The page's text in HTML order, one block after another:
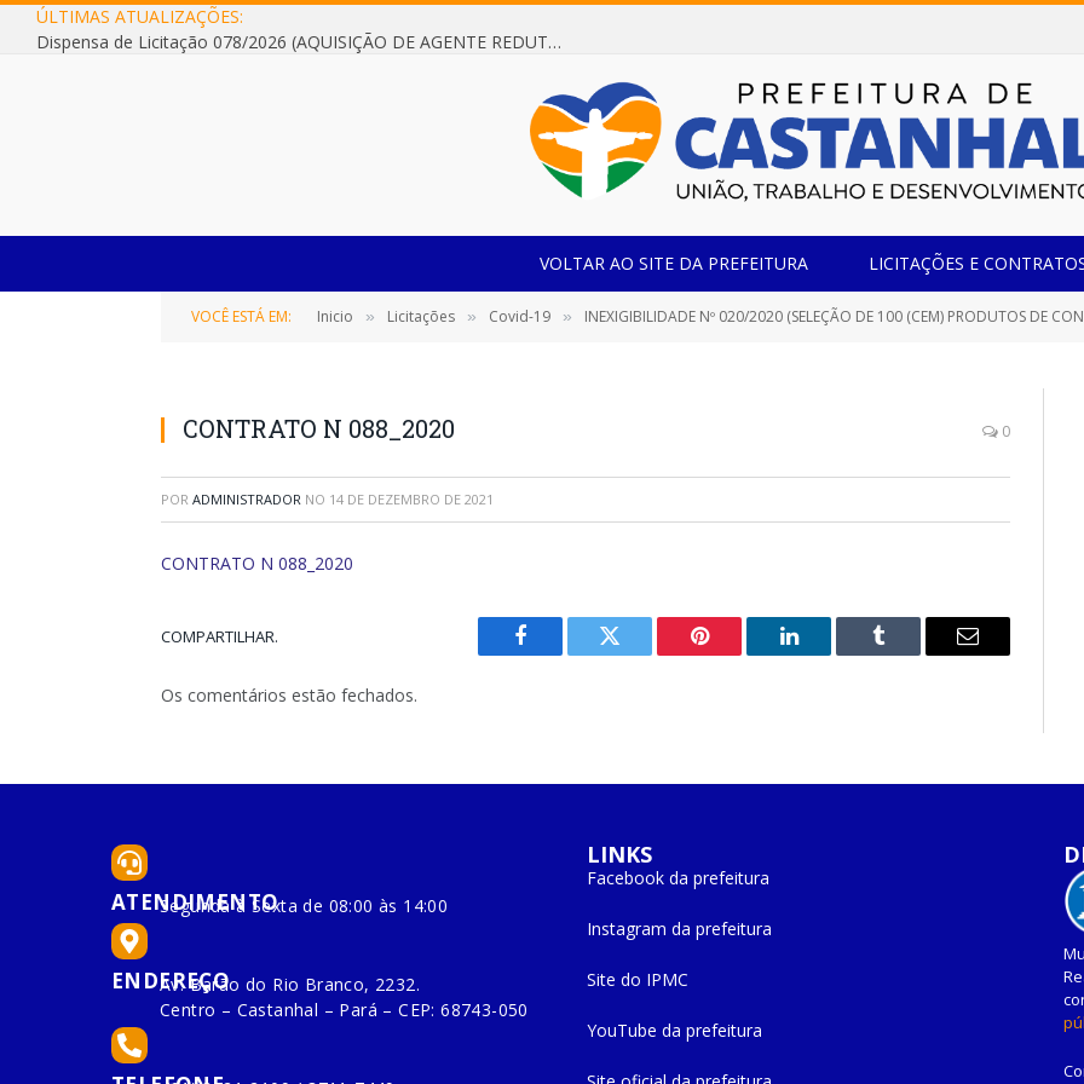
ÚLTIMAS ATUALIZAÇÕES:
Dispensa de Licitação 078/2026 (AQUISIÇÃO DE AGENTE REDUTOR LÍQUIDO AUTOMOTIVO – ARLA 32, PARA ATENDER A FROTA OFICIAL DE VEÍCULOS DA SECRETARIA MUNICIPAL DE EDUCAÇÃO DO MUNICÍPIO DE CASTANHAL/PA)
VOLTAR AO SITE DA PREFEITURA LICITAÇÕES E
VOCÊ ESTÁ EM: Inicio » Licitações » Covid-19 » INEXIGIBILIDADE Nº 020/2020 (SELEÇÃO DE 100 (CEM) PRODUTOS DE CONTEÚDOS ARTÍSTICO-CULTURAIS EM FORMATO DIGITAL, COM APRESENTAÇÕES VIA LIVE OU VÍDEO INÉDITO PRÉ-
CONTRATO N 088_2020 0
POR ADMINISTRADOR NO 14 DE DEZEMBRO DE 2021
CONTRATO N 088_2020
COMPARTILHAR.
Facebook Twitter Pinterest
O
Tumblr
E-
Os comentários estão fechados.
ATENDIMENTO
Segunda à Sexta de 08:00 às 14:00
ENDEREÇO
Av. Barão do Rio Branco, 2232.
Centro – Castanhal – Pará – CEP: 68743-050
LINKS
Facebook da prefeitura
Instagram da prefeitura
Site do IPMC
YouTube da prefeitura